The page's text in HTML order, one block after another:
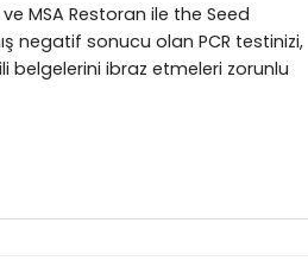
MSA Restoran ile the Seed
negatif sonucu olan PCR testinizi,
belgelerini ibraz etmeleri zorunlu